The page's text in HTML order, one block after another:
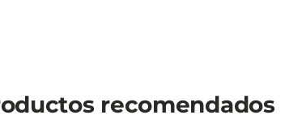
recomendados